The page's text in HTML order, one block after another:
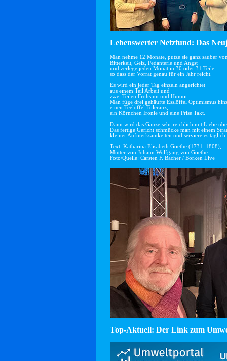
Lebenswerter Netzfund: Das
Man nehme 12 Monate, putze sie ganz sauber
Bitterkeit, Geiz, Pedanterie und Angst
und zerlege jeden Monat in 30 oder 31 Teile,
so dass der Vorrat genau für ein Jahr reicht.
Es wird ein jeder Tag einzeln angerichtet
aus einem Teil Arbeit und
zwei Teilen Frohsinn und Humor.
Man füge drei gehäufte Esslöffel Optimismus
einen Teelöffel Toleranz,
ein Körnchen Ironie und eine Prise Takt.
Dann wird das Ganze sehr reichlich mit Liebe
Das fertige Gericht schmücke man mit einem
kleiner Aufmerksamkeiten und serviere es
Text: Katharina Elisabeth Goethe (1731–1808),
Mutter von Johann Wolfgang von Goethe
Foto/Quelle: Carsten F. Bacher / Borken Live
Top-Aktuell: Der Link zum